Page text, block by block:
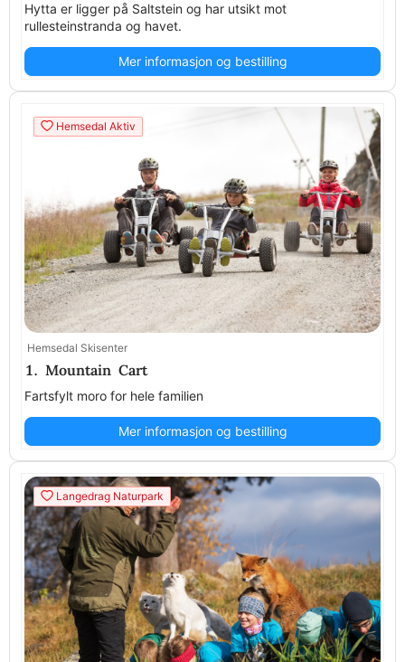
Hytta er ligger på Saltstein og har utsikt mot
rullesteinstranda og havet.
Mer informasjon og bestilling
Hemsedal Aktiv
Hemsedal Skisenter
1. Mountain Cart
Fartsfylt moro for hele familien
Mer informasjon og bestilling
Langedrag Naturpark